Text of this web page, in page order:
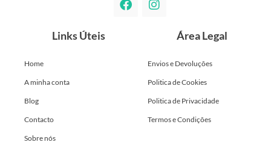
Links Úteis
Home
A minha conta
Blog
Contacto
Sobre nós
Área Legal
Envios e Devoluções
Politica de Cookies
Politica de Privacidade
Termos e Condições